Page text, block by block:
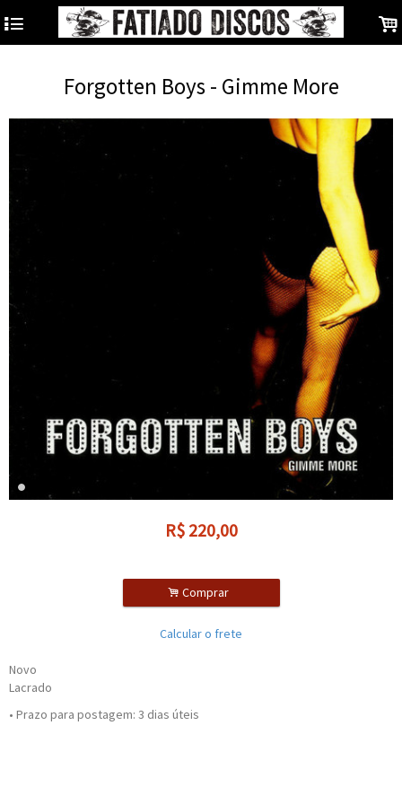
4 .
Forgotten Boys - Gimme More
R$ 220,00
. Comprar
Calcular o frete
Novo
Lacrado
• Prazo para postagem: 3 dias úteis